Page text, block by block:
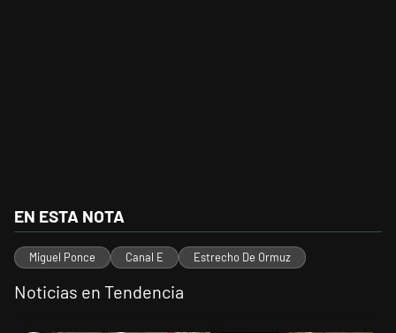
EN ESTA NOTA
Miguel Ponce Canal E Estrecho De Ormuz
Noticias en Tendencia